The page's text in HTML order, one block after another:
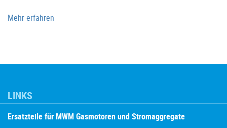
Mehr erfahren
LINKS
Ersatzteile für MWM Gasmotoren und Stromaggregate